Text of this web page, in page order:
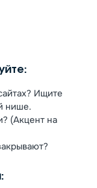
Ищите
нише.
(Акцент на